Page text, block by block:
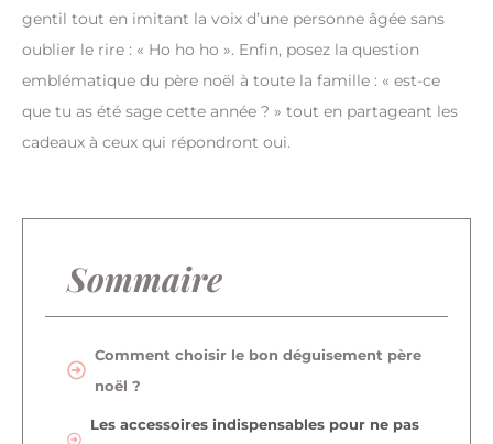
gentil tout en imitant la voix d’une personne âgée sans
oublier le rire : « Ho ho ho ». Enfin, posez la question
emblématique du père noël à toute la famille : « est-ce
que tu as été sage cette année ? » tout en partageant les
cadeaux à ceux qui répondront oui.
Sommaire
Comment choisir le bon déguisement père
noël ?
Les accessoires indispensables pour ne pas